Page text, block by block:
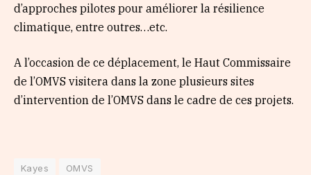
d’approches pilotes pour améliorer la résilience
climatique, entre outres…etc.
A l’occasion de ce déplacement, le Haut Commissaire
de l’OMVS visitera dans la zone plusieurs sites
d’intervention de l’OMVS dans le cadre de ces projets.
Kayes OMVS